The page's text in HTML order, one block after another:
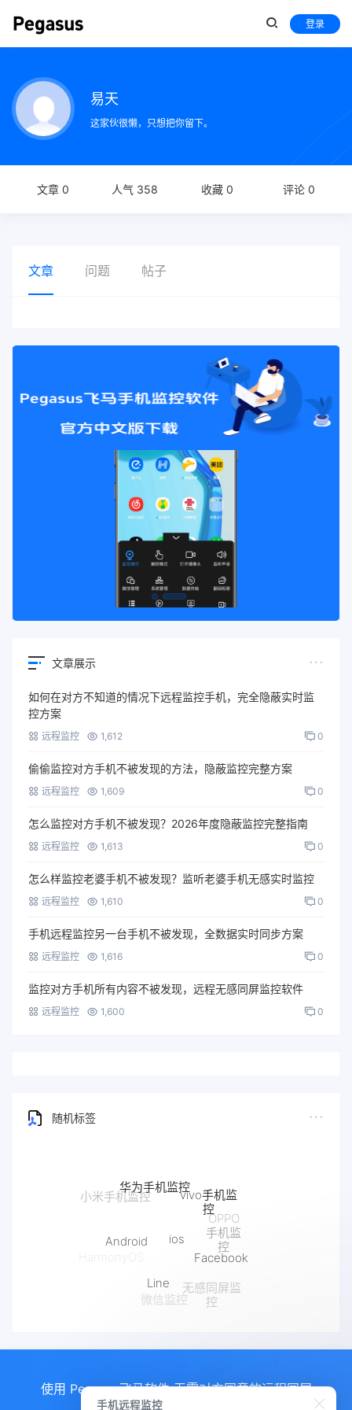
登录
易天
这家伙很懒，只想把你留下。
文章 0 人气 358 收藏 0 评论 0
文章 问题 帖子
文章展示
如何在对方不知道的情况下远程监控手机，完全隐蔽实时监
控方案
远程监控 1,612 0
偷偷监控对方手机不被发现的方法，隐蔽监控完整方案
远程监控 1,609 0
怎么监控对方手机不被发现？2026年度隐蔽监控完整指南
远程监控 1,613 0
怎么样监控老婆手机不被发现？监听老婆手机无感实时监控
远程监控 1,610 0
手机远程监控另一台手机不被发现，全数据实时同步方案
远程监控 1,616 0
监控对方手机所有内容不被发现，远程无感同屏监控软件
远程监控 1,600 0
随机标签
小米手机监控
华为手机监控
vivo手机监
控
OPPO
手机监
控
HarmonyOS
Android
ios
Facebook
无感同屏监
控
微信监控
Line
使用 Pegasus飞马软件 无需对方同意的远程同屏
手机远程监控